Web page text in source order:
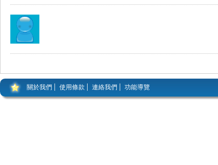
關於我們 使用條款 連絡我們 功能導覽